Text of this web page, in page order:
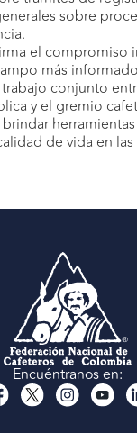
sobre
el compromiso
más
conjunto
y el gremio
de vida en las
Encuéntranos en: